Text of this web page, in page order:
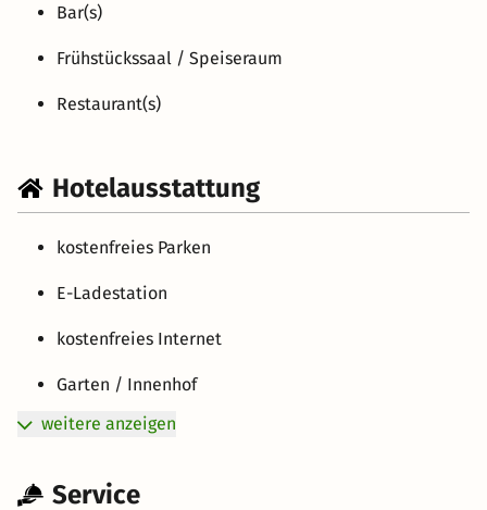
Bar(s)
Frühstückssaal / Speiseraum
Restaurant(s)
Hotelausstattung
kostenfreies Parken
E-Ladestation
kostenfreies Internet
Garten / Innenhof
weitere anzeigen
Service